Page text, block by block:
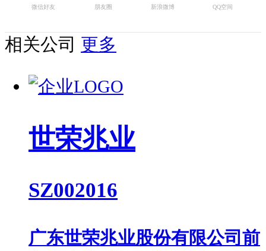
微信好友 朋友圈 新浪微博 QQ空间
相关公司 更多
世荣兆业
SZ002016
广东世荣兆业股份有限公司前